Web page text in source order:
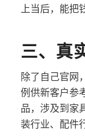
上当后，能把
三、真
除了自己官网
例供新客户参
品，涉及到家
装行业、配件